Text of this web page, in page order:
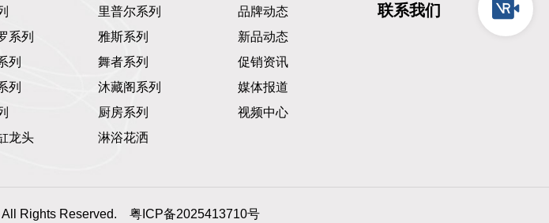
里普尔系列
系列
雅斯系列
列
舞者系列
列
沐藏阁系列
厨房系列
龙头
淋浴花洒
品牌动态
新品动态
促销资讯
媒体报道
视频中心
联系我们
All Rights Reserved. 粤ICP备2025413710号